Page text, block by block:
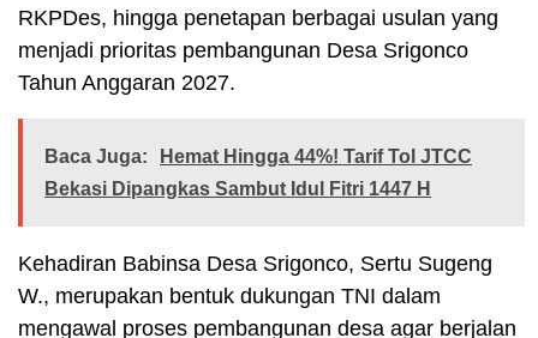
RKPDes, hingga penetapan berbagai usulan yang
menjadi prioritas pembangunan Desa Srigonco
Tahun Anggaran 2027.
Baca Juga:
Hemat Hingga 44%! Tarif Tol JTCC
Bekasi Dipangkas Sambut Idul Fitri 1447 H
Kehadiran Babinsa Desa Srigonco, Sertu Sugeng
W., merupakan bentuk dukungan TNI dalam
mengawal proses pembangunan desa agar berjalan